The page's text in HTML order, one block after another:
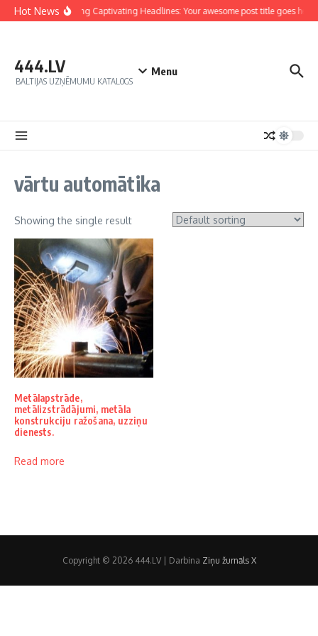
Hot NewsCrafting Captivating Headlines: Your awesome post title goes here
444.LV
BALTIJAS UZŅĒMUMU KATALOGS
Menu
vārtu automātika
Showing the single result
Metālapstrāde,
metālizstrādājumi, metāla
konstrukciju ražošana, uzziņu
dienests.
Read more
Copyright © 2026 444.LV | Darbina Ziņu žurnāls X